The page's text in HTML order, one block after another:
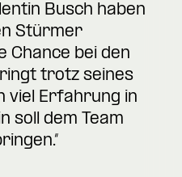
Busch haben
Stürmer
Chance bei den
trotz seines
viel Erfahrung in
soll dem Team